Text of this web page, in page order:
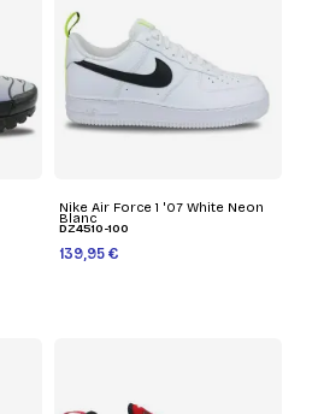
Nike Air Force 1 '07 White Neon
Blanc
DZ4510-100
139,95 €